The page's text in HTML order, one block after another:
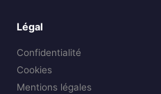
Légal
Confidentialité
Cookies
Mentions légales